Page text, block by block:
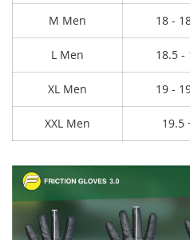
M Men 18 -
L Men 18.5 -
XL Men 19 -
XXL Men 19.5